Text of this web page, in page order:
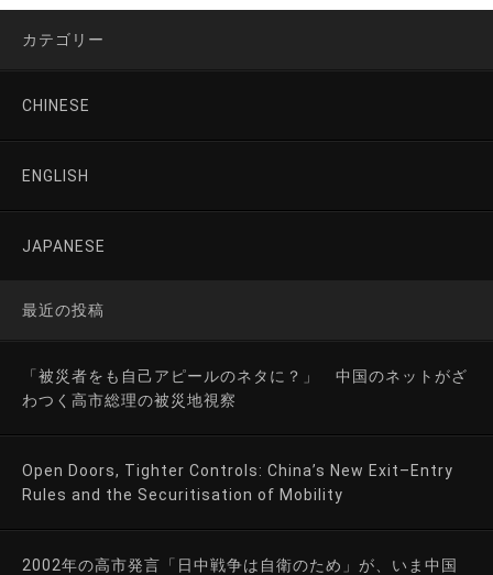
カテゴリー
CHINESE
ENGLISH
JAPANESE
最近の投稿
「被災者をも自己アピールのネタに？」 中国のネットがざ
わつく高市総理の被災地視察
Open Doors, Tighter Controls: China’s New Exit–Entry
Rules and the Securitisation of Mobility
2002年の高市発言「日中戦争は自衛のため」が、いま中国